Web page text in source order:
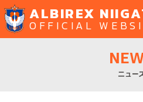
ALBIREX
OFFICIAL
ニュー